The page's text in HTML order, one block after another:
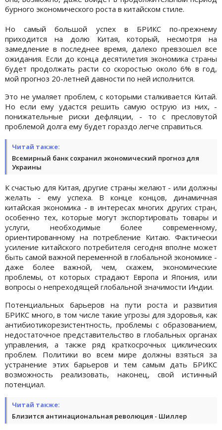
бурного экономического роста в китайском стиле.
Но самый большой успех в БРИКС по-прежнему
приходится на долю Китая, который, несмотря на
замедление в последнее время, далеко превзошел все
ожидания. Если до конца десятилетия экономика страны
будет продолжать расти со скоростью около 6% в год,
мой прогноз 20-летней давности по ней исполнится.
Это не умаляет проблем, с которыми сталкивается Китай.
Но если ему удастся решить самую острую из них, -
понижательные риски дефляции, - то с пресловутой
проблемой долга ему будет гораздо легче справиться.
Читай также:
Всемирный банк сохранил экономический прогноз для
Украины
К счастью для Китая, другие страны желают - или должны
желать - ему успеха. В конце концов, динамичная
китайская экономика - в интересах многих других стран,
особенно тех, которые могут экспортировать товары и
услуги, необходимые более современному,
ориентированному на потребление Китаю. Фактически
усиление китайского потребителя сегодня вполне может
быть самой важной переменной в глобальной экономике -
даже более важной, чем, скажем, экономические
проблемы, от которых страдают Европа и Япония, или
вопросы о непреходящей глобальной значимости Индии.
Потенциальных барьеров на пути роста и развития
БРИКС много, в том числе такие угрозы для здоровья, как
антибиотикорезистентность, проблемы с образованием,
недостаточное представительство в глобальных органах
управления, а также ряд краткосрочных циклических
проблем. Политики во всем мире должны взяться за
устранение этих барьеров и тем самым дать БРИКС
возможность реализовать, наконец, свой истинный
потенциал.
Читай также:
Близится антинациональная революция - Шиллер